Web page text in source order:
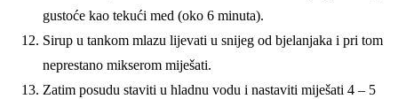
gustoće kao tekući med (oko 6 minuta).
Sirup u tankom mlazu lijevati u snijeg od bjelanjaka i pri tom
neprestano mikserom miješati.
Zatim posudu staviti u hladnu vodu i nastaviti miješati 4 – 5